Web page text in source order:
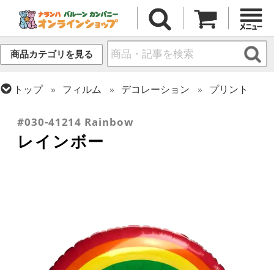
商品カテゴリを見る
トップ フィルム デコレーション
プリント
#030-41214 Rainbow
レインボー